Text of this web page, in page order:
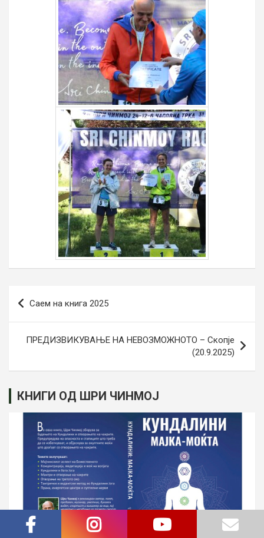
Навигација
на
напис
Саем на книга 2025
ПРЕДИЗВИКУВАЊЕ НА НЕВОЗМОЖНОТО – Скопје
(20.9.2025)
КНИГИ ОД ШРИ ЧИНМОЈ